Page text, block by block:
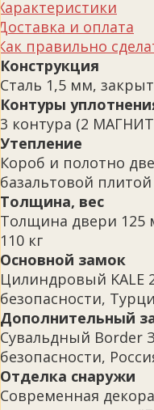
и оплата
правильно
Конструкция
Сталь 1,5 мм,
Контуры
3 контура (2
Утепление
Короб и полотно
базальтовой плитой
Толщина, вес
Толщина двери 125
110 кг
Основной замок
Цилиндровый KALE
безопасности,
Дополнительный
Сувальдный Border
безопасности,
Отделка снаружи
Современная